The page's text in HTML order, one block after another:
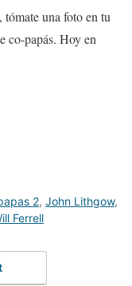
una foto en tu
co-papás. Hoy en
2, John Lithgow,
Ferrell